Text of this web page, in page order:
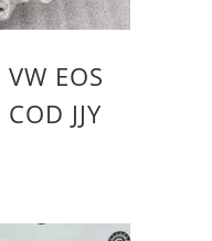
EOS
JJY